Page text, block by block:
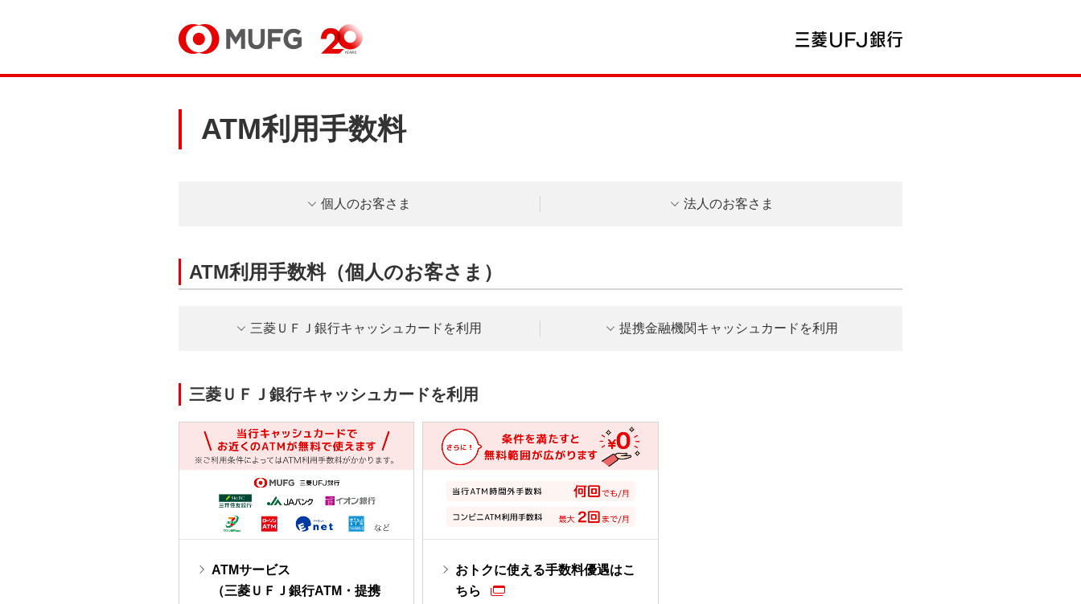
ATM利用手数料
個人のお客さま 法人のお客さま
ATM利用手数料（個人のお客さま）
三菱ＵＦＪ銀行キャッシュカードを利用 提携金融機関キャッシュカードを利用
三菱ＵＦＪ銀行キャッシュカードを利用
ATMサービス
（三菱ＵＦＪ銀行ATM・提携
おトクに使える手数料優遇はこ
ちら